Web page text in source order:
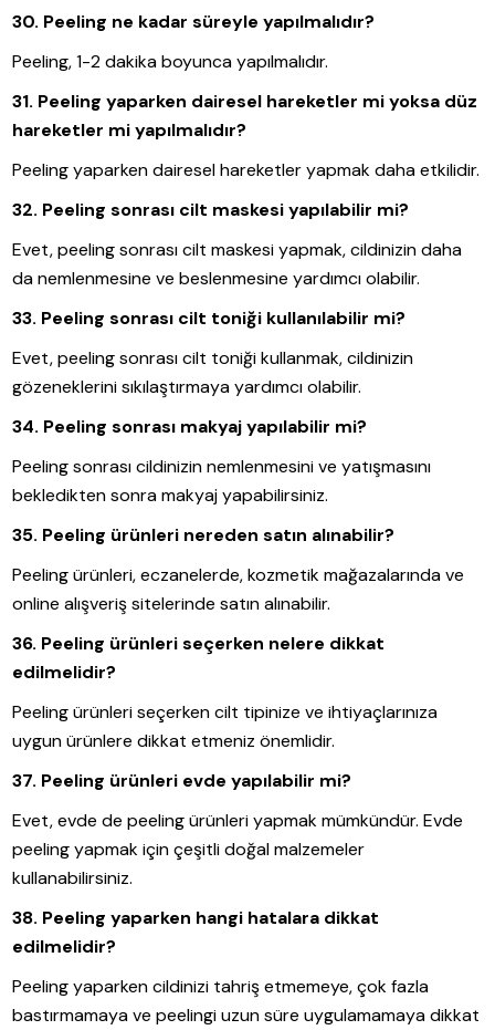
30. Peeling ne kadar süreyle yapılmalıdır?
Peeling, 1-2 dakika boyunca yapılmalıdır.
31. Peeling yaparken dairesel hareketler mi yoksa düz
hareketler mi yapılmalıdır?
Peeling yaparken dairesel hareketler yapmak daha etkilidir.
32. Peeling sonrası cilt maskesi yapılabilir mi?
Evet, peeling sonrası cilt maskesi yapmak, cildinizin daha
da nemlenmesine ve beslenmesine yardımcı olabilir.
33. Peeling sonrası cilt toniği kullanılabilir mi?
Evet, peeling sonrası cilt toniği kullanmak, cildinizin
gözeneklerini sıkılaştırmaya yardımcı olabilir.
34. Peeling sonrası makyaj yapılabilir mi?
Peeling sonrası cildinizin nemlenmesini ve yatışmasını
bekledikten sonra makyaj yapabilirsiniz.
35. Peeling ürünleri nereden satın alınabilir?
Peeling ürünleri, eczanelerde, kozmetik mağazalarında ve
online alışveriş sitelerinde satın alınabilir.
36. Peeling ürünleri seçerken nelere dikkat
edilmelidir?
Peeling ürünleri seçerken cilt tipinize ve ihtiyaçlarınıza
uygun ürünlere dikkat etmeniz önemlidir.
37. Peeling ürünleri evde yapılabilir mi?
Evet, evde de peeling ürünleri yapmak mümkündür. Evde
peeling yapmak için çeşitli doğal malzemeler
kullanabilirsiniz.
38. Peeling yaparken hangi hatalara dikkat
edilmelidir?
Peeling yaparken cildinizi tahriş etmemeye, çok fazla
bastırmamaya ve peelingi uzun süre uygulamamaya dikkat